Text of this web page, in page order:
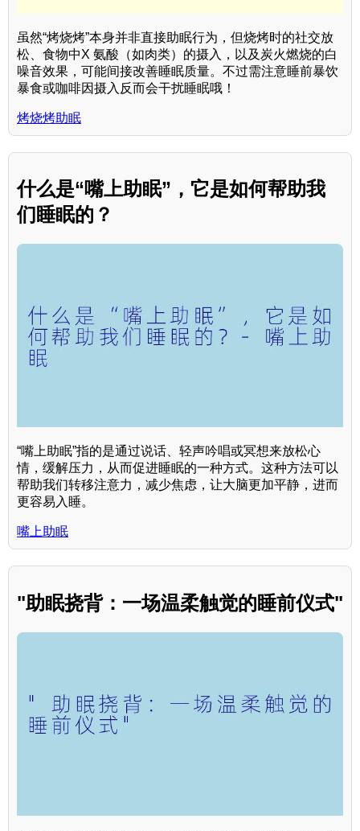
虽然“烤烧烤”本身并非直接助眠行为，但烧烤时的社交放
松、食物中X 氨酸（如肉类）的摄入，以及炭火燃烧的白
噪音效果，可能间接改善睡眠质量。不过需注意睡前暴饮
暴食或咖啡因摄入反而会干扰睡眠哦！
烤烧烤助眠
什么是“嘴上助眠”，它是如何帮助我
们睡眠的？
“嘴上助眠”指的是通过说话、轻声吟唱或冥想来放松心
情，缓解压力，从而促进睡眠的一种方式。这种方法可以
帮助我们转移注意力，减少焦虑，让大脑更加平静，进而
更容易入睡。
嘴上助眠
"助眠挠背：一场温柔触觉的睡前仪式"